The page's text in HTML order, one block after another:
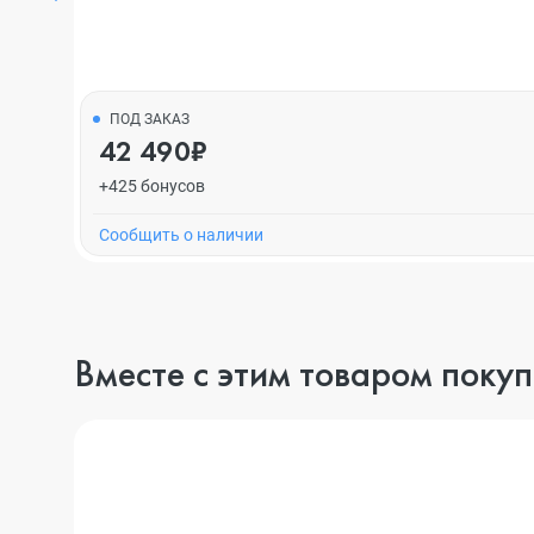
ПОД ЗАКАЗ
42 490₽
+425 бонусов
Cообщить о наличии
Вместе с этим товаром